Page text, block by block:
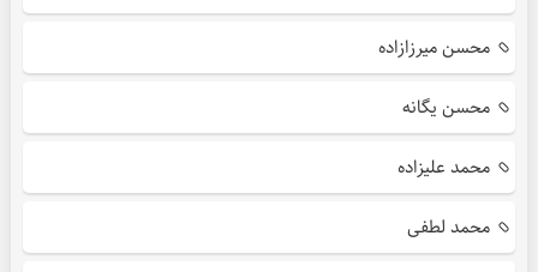
محسن میرزازاده
محسن یگانه
محمد علیزاده
محمد لطفی